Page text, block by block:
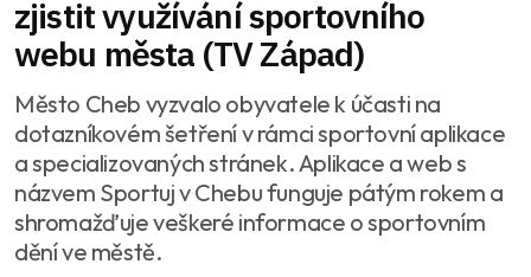
zjistit využívání sportovního
webu města (TV Západ)
Město Cheb vyzvalo obyvatele k účasti na
dotazníkovém šetření v rámci sportovní aplikace
a specializovaných stránek. Aplikace a web s
názvem Sportuj v Chebu funguje pátým rokem a
shromažďuje veškeré informace o sportovním
dění ve městě.